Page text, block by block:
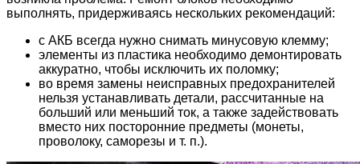
выполнять, придерживаясь нескольких рекомендаций:
с АКБ всегда нужно снимать минусовую клемму;
элементы из пластика необходимо демонтировать
аккуратно, чтобы исключить их поломку;
во время замены неисправных предохранителей
нельзя устанавливать детали, рассчитанные на
больший или меньший ток, а также задействовать
вместо них посторонние предметы (монеты,
проволоку, саморезы и т. п.).